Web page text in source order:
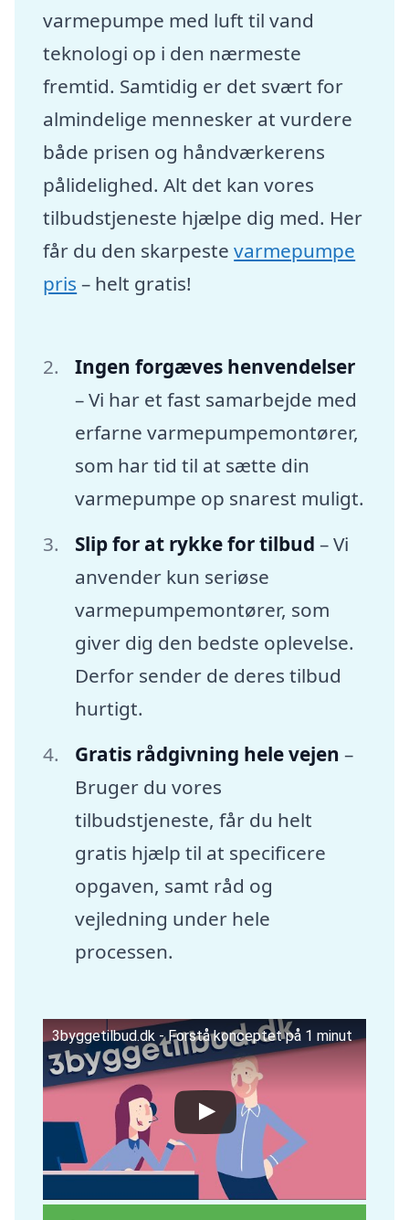
varmepumpe med luft til vand
teknologi op i den nærmeste
fremtid. Samtidig er det svært for
almindelige mennesker at vurdere
både prisen og håndværkerens
pålidelighed. Alt det kan vores
tilbudstjeneste hjælpe dig med. Her
får du den skarpestevarmepumpe
pris – helt gratis!
Ingen forgæves henvendelser
– Vi har et fast samarbejde med
erfarne varmepumpemontører,
som har tid til at sætte din
varmepumpe op snarest muligt.
Slip for at rykke for tilbud – Vi
anvender kun seriøse
varmepumpemontører, som
giver dig den bedste oplevelse.
Derfor sender de deres tilbud
hurtigt.
Gratis rådgivning hele vejen –
Bruger du vores
tilbudstjeneste, får du helt
gratis hjælp til at specificere
opgaven, samt råd og
vejledning under hele
processen.
3byggetilbud.dk - Forstå konceptet på 1 minut